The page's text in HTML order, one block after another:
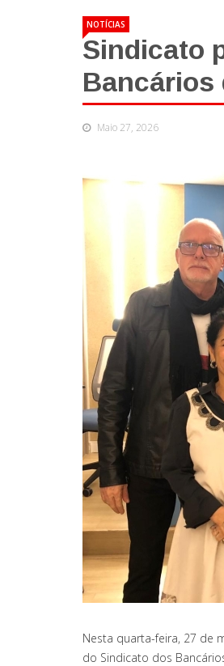
NOTÍCIAS
Sindicato
Bancários
Maio 27, 2026
Nesta quarta-feira, 27 de
do Sindicato dos